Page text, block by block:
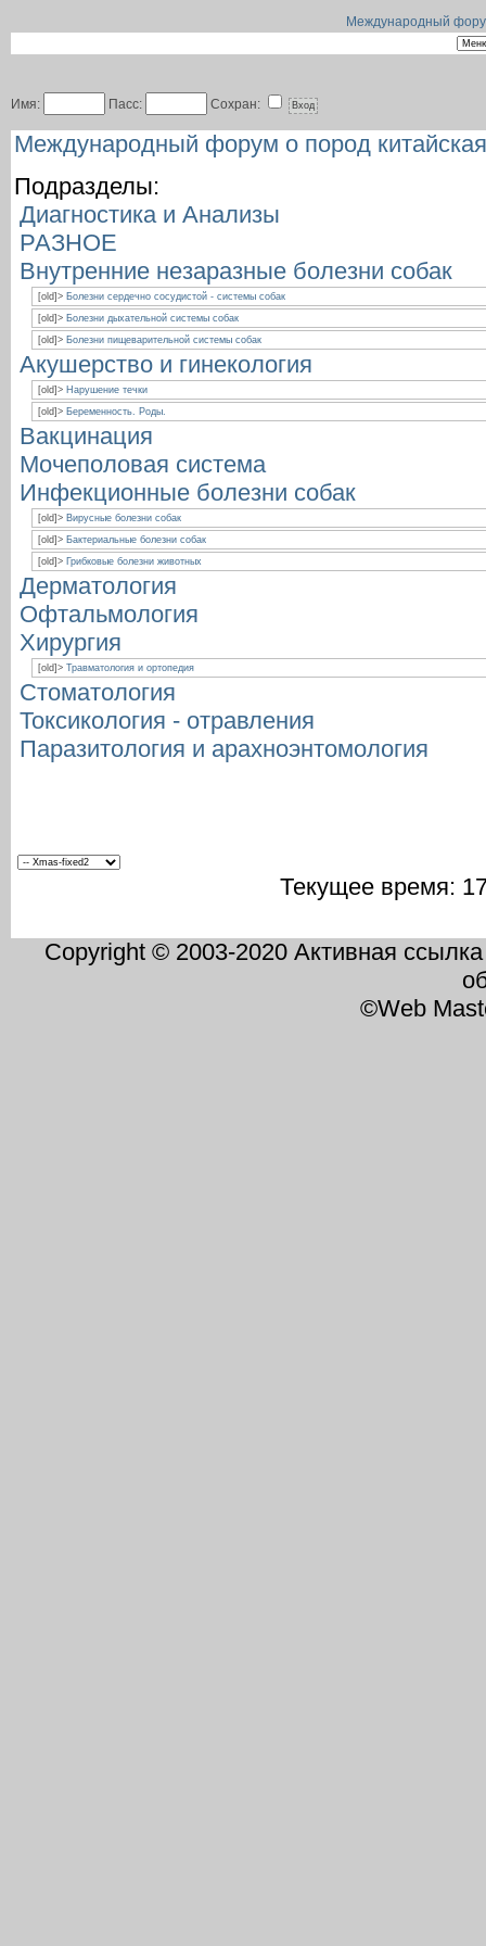
Международный
Имя: Пасс: Сохран:
Международный форум о пород
Подразделы:
Диагностика и Анализы
РАЗНОЕ
Внутренние незаразные болезни собак
[old]> Болезни сердечно сосудистой - системы собак
[old]> Болезни дыхательной системы собак
[old]> Болезни пищеварительной системы собак
Акушерство и гинекология
[old]> Нарушение течки
[old]> Беременность. Роды.
Вакцинация
Мочеполовая система
Инфекционные болезни собак
[old]> Вирусные болезни собак
[old]> Бактериальные болезни собак
[old]> Грибковые болезни животных
Дерматология
Офтальмология
Хирургия
[old]> Травматология и ортопедия
Стоматология
Токсикология - отравления
Паразитология и арахноэнтомология
Текущее время:
Copyright © 2003-2020 Активная
©Web